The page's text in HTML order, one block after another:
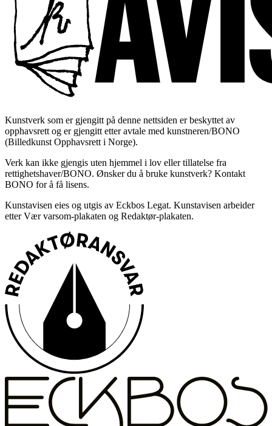
Kunstverk som er gjengitt på denne nettsiden er beskyttet av
opphavsrett og er gjengitt etter avtale med kunstneren/BONO
(Billedkunst Opphavsrett i Norge).
Verk kan ikke gjengis uten hjemmel i lov eller tillatelse fra
rettighetshaver/BONO. Ønsker du å bruke kunstverk? Kontakt
BONO for å få lisens.
Kunstavisen eies og utgis av Eckbos Legat. Kunstavisen arbeider
etter Vær varsom-plakaten og Redaktør-plakaten.